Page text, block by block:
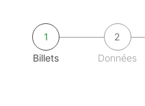
1
Billets
2
Données